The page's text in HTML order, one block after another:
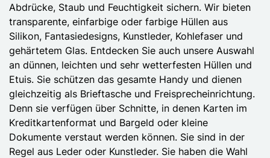
Abdrücke, Staub und Feuchtigkeit sichern. Wir bieten
transparente, einfarbige oder farbige Hüllen aus
Silikon, Fantasiedesigns, Kunstleder, Kohlefaser und
gehärtetem Glas. Entdecken Sie auch unsere Auswahl
an dünnen, leichten und sehr wetterfesten Hüllen und
Etuis. Sie schützen das gesamte Handy und dienen
gleichzeitig als Brieftasche und Freisprecheinrichtung.
Denn sie verfügen über Schnitte, in denen Karten im
Kreditkartenformat und Bargeld oder kleine
Dokumente verstaut werden können. Sie sind in der
Regel aus Leder oder Kunstleder. Sie haben die Wahl